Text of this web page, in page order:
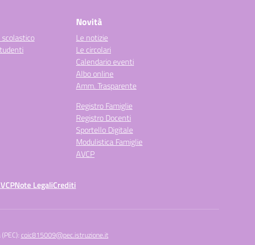
Novità
Le notizie
Le circolari
Calendario eventi
Albo online
Amm. Trasparente
Registro Famiglie
Registro Docenti
Sportello Digitale
Modulistica Famiglie
AVCP
Note LegaliCrediti
coic815009@pec.istruzione.it